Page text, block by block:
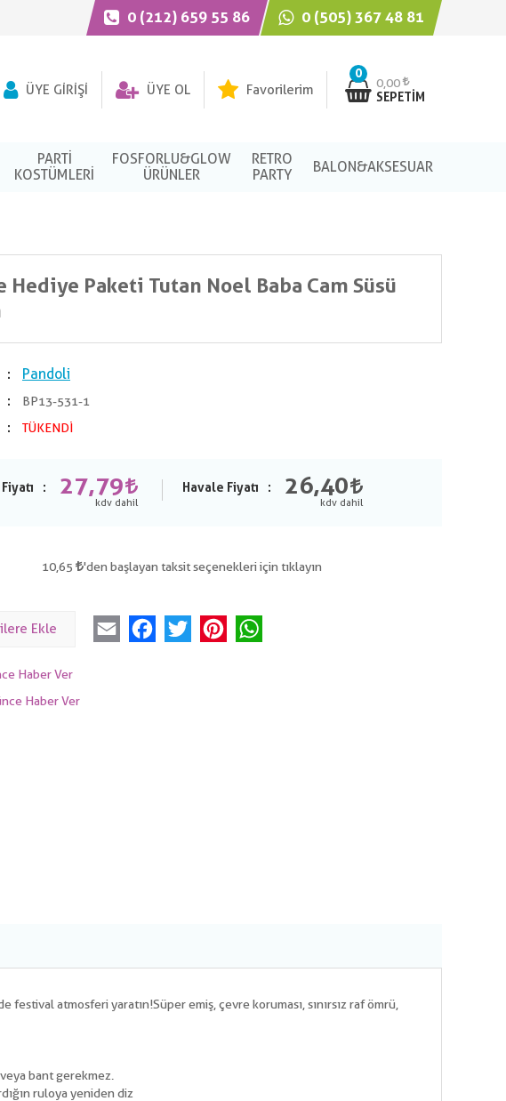
0 (212) 659 55 86 0 (505) 367 48 81
0
0,00
SEPETIM
ÜYE GIRIŞI ÜYE OL Favorilerim
PARTI
KOSTÜMLERI
FOSFORLU&GLOW
ÜRÜNLER
RETRO
PARTY
BALON&AKSESUAR
Hediye Paketi Tutan Noel Baba Cam Süsü
Pandoli
BP13-531-1
TÜKENDİ
Fiyatı 27,79 Havale Fiyatı 26,40
10,65 'den başlayan taksit seçenekleri için tıklayın
Ekle Email FacebookTwitter Pinterest
Haber Ver
Haber Ver
atmosferi yaratın!Süper emiş, çevre koruması, sınırsız raf ömrü,
bant gerekmez.
ruloya yeniden diz